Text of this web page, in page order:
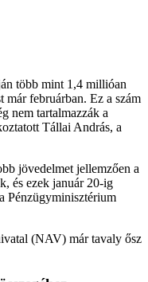
több mint 1,4 millióan
már februárban. Ez a szám
nem tartalmazzák a
Tállai András, a
jövedelmet jellemzően a
és ezek január 20-ig
Pénzügyminisztérium
(NAV) már tavaly ősz